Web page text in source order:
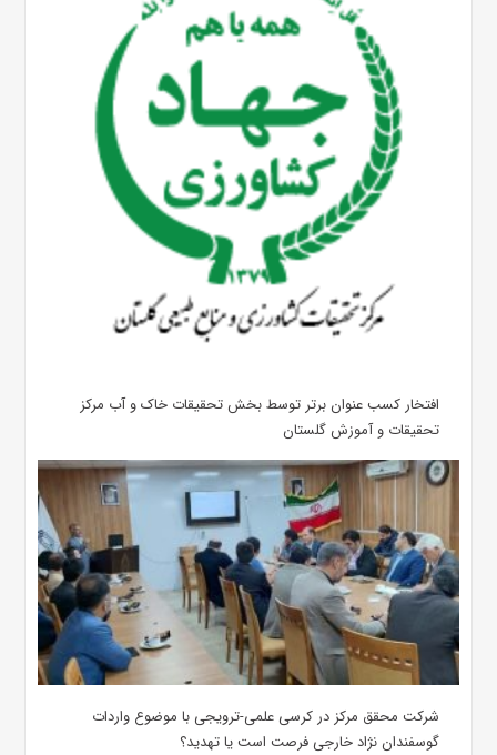
افتخار کسب عنوان برتر توسط بخش تحقیقات خاک و آب مرکز
تحقیقات و آموزش گلستان
شرکت محقق مرکز در کرسی علمی-ترویجی با موضوع واردات
گوسفندان نژاد خارجی فرصت است یا تهدید؟